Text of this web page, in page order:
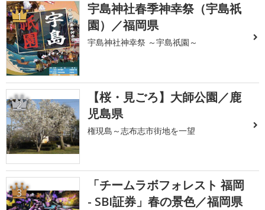
1
宇島神社春季神幸祭（宇島祇
園）／福岡県
宇島神社神幸祭 ～宇島祇園～
2
【桜・見ごろ】大師公園／鹿
児島県
権現島～志布志市街地を一望
3
「チームラボフォレスト 福岡
- SBI証券」春の景色／福岡県